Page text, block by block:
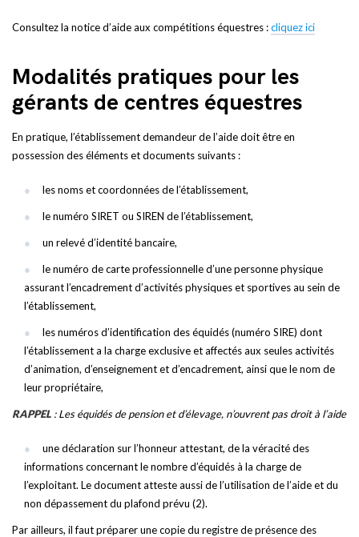
Consultez la notice d’aide aux compétitions équestres :cliquez ici
Modalités pratiques pour les
gérants de centres équestres
En pratique, l’établissement demandeur de l’aide doit être en
possession des éléments et documents suivants :
les noms et coordonnées de l’établissement,
le numéro SIRET ou SIREN de l’établissement,
un relevé d’identité bancaire,
le numéro de carte professionnelle d’une personne physique
assurant l’encadrement d’activités physiques et sportives au sein de
l’établissement,
les numéros d’identification des équidés (numéro SIRE) dont
l’établissement a la charge exclusive et affectés aux seules activités
d’animation, d’enseignement et d’encadrement, ainsi que le nom de
leur propriétaire,
RAPPEL : Les équidés de pension et d’élevage, n’ouvrent pas droit à l’aide
une déclaration sur l’honneur attestant, de la véracité des
informations concernant le nombre d’équidés à la charge de
l’exploitant. Le document atteste aussi de l’utilisation de l’aide et du
non dépassement du plafond prévu (2).
Par ailleurs, il faut préparer une copie du registre de présence des